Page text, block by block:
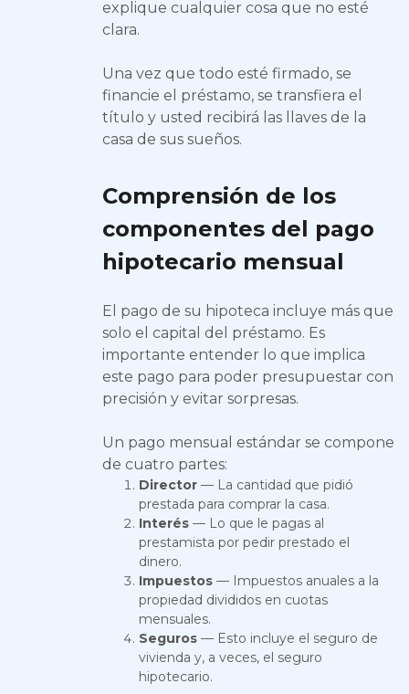
explique cualquier cosa que no esté
clara.
Una vez que todo esté firmado, se
financie el préstamo, se transfiera el
título y usted recibirá las llaves de la
casa de sus sueños.
Comprensión de los
componentes del pago
hipotecario mensual
El pago de su hipoteca incluye más que
solo el capital del préstamo. Es
importante entender lo que implica
este pago para poder presupuestar con
precisión y evitar sorpresas.
Un pago mensual estándar se compone
de cuatro partes:
Director — La cantidad que pidió
prestada para comprar la casa.
Interés — Lo que le pagas al
prestamista por pedir prestado el
dinero.
Impuestos — Impuestos anuales a la
propiedad divididos en cuotas
mensuales.
Seguros — Esto incluye el seguro de
vivienda y, a veces, el seguro
hipotecario.